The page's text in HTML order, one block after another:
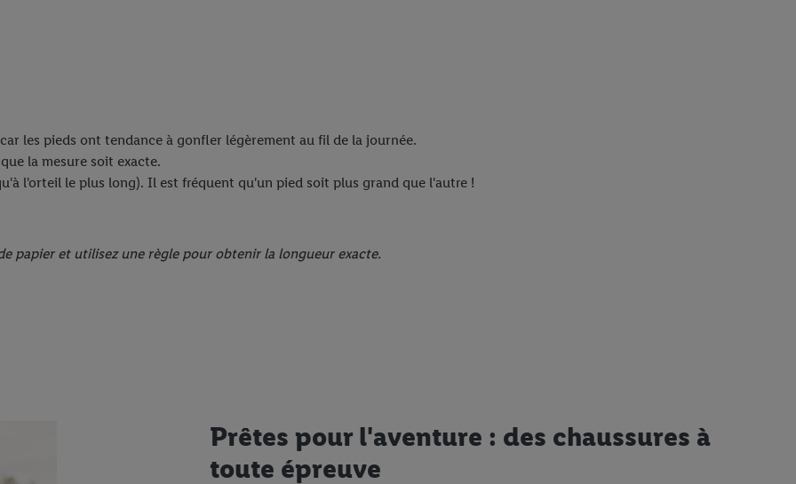
les pieds ont tendance à gonfler légèrement au fil de la journée.
la mesure soit exacte.
l'orteil le plus long). Il est fréquent qu'un pied soit plus grand que l'autre !
papier et utilisez une règle pour obtenir la longueur exacte.
Prêtes pour l'aventure : des chaussures à
toute épreuve